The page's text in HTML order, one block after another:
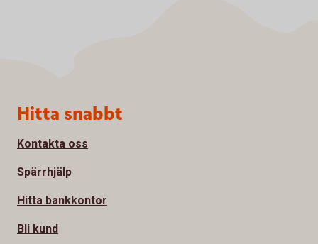
Sidfot
Hitta snabbt
Kontakta oss
Spärrhjälp
Hitta bankkontor
Bli kund